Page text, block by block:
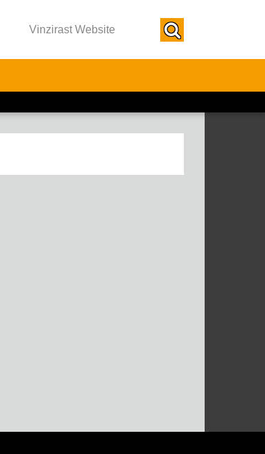
Vinzirast Website